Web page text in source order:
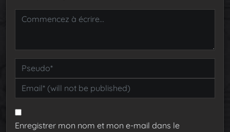
Enregistrer mon nom et mon e-mail dans le